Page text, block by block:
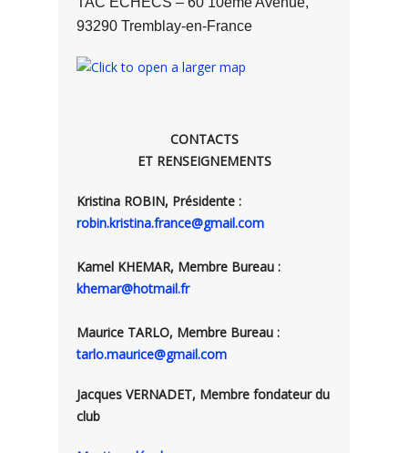
93290 Tremblay-en-France
CONTACTS
ET RENSEIGNEMENTS
Kristina ROBIN, Présidente :
robin.kristina.france@gmail.com
Kamel KHEMAR, Membre Bureau :
khemar@hotmail.fr
Maurice TARLO, Membre Bureau :
tarlo.maurice@gmail.com
Jacques VERNADET, Membre fondateur du
club